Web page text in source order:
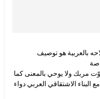
بالعربية هو توصيف
مربك ولا يوحي بالمعنى كما
الاشتقاقي العربي دواء